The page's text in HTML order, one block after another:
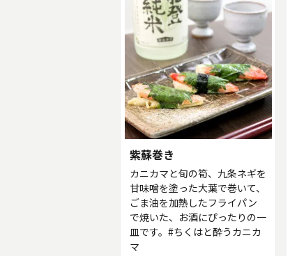
紫蘇巻き
カニカマと旬の筍、九条ネギを
甘味噌を塗った大葉で巻いて、
ごま油を加熱したフライパン
で焼いた、お酒にぴったりの一
皿です。#ちくはと酔うカニカ
マ